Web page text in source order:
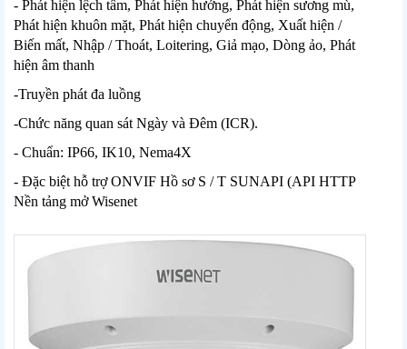
- Phát hiện lệch tâm, Phát hiện hướng, Phát hiện sương mù,
Phát hiện khuôn mặt, Phát hiện chuyển động, Xuất hiện /
Biến mất, Nhập / Thoát, Loitering, Giả mạo, Dòng ảo, Phát
hiện âm thanh
-Truyền phát đa luồng
-Chức năng quan sát Ngày và Đêm (ICR).
- Chuẩn: IP66, IK10, Nema4X
- Đặc biệt hỗ trợ ONVIF Hồ sơ S / T SUNAPI (API HTTP
Nền tảng mở Wisenet